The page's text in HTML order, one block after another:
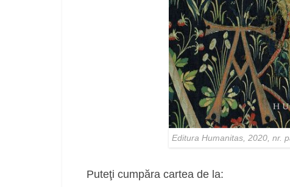
Editura Humanitas, 2020, nr.
Puteţi cumpăra cartea de la: